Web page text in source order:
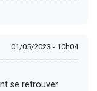
01/05/2023 - 10h04
se retrouver